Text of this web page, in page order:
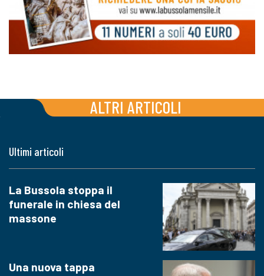
ALTRI ARTICOLI
Ultimi articoli
La Bussola stoppa il
funerale in chiesa del
massone
Una nuova tappa